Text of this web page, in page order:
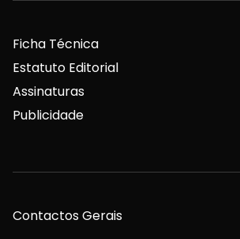
Ficha Técnica
Estatuto Editorial
Assinaturas
Publicidade
Contactos Gerais